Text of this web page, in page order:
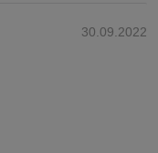
30.09.2022